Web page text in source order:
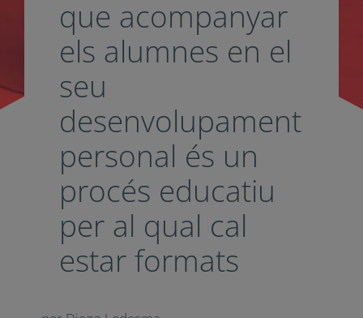
Els tutors saben
que acompanyar
els alumnes en el
seu
desenvolupament
personal és un
procés educatiu
per al qual cal